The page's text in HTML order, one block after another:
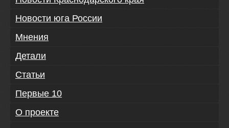
Новости юга России
Мнения
Детали
Статьи
Первые 10
О проекте